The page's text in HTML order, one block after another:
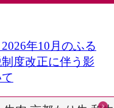
2026年10月のふる
度改正に伴う影